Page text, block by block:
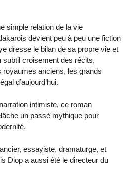
simple relation de la vie
devient peu à peu une fiction
dresse le bilan de sa propre vie et
subtil croisement des récits,
royaumes anciens, les grands
d’aujourd’hui.
intimiste, ce roman
un passé mythique pour
essayiste, dramaturge, et
Diop a aussi été le directeur du